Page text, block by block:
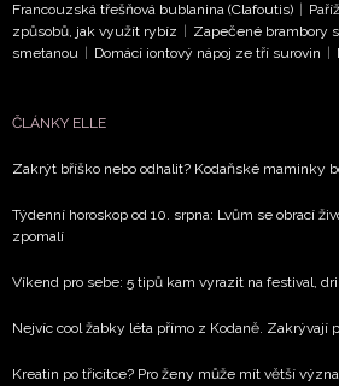
Francouzská třešňová bublanina (Clafoutis)
způsobů, jak využít rybíz
Zapečené brambory
smetanou
Domácí iontový nápoj ze tří surovin
ČLÁNKY ELLE
Zakrýt bříško nebo odhalit? Kodaňské maminky
Týdenní horoskop od 10. srpna: Lvům se obrací
zpomalí
Víkend pro sebe: 5 tipů kam vyrazit na festival,
Nejvíc cool žabky léta přímo z Kodaně. Zakrývají
Kreatin po třicítce? Pro ženy může mít větší